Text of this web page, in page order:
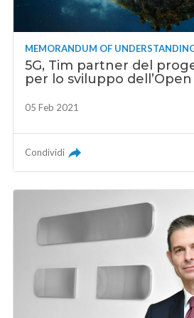
MEMORANDUM OF
5G, Tim partner del
per lo sviluppo dell’Open
05 Feb 2021
Condividi